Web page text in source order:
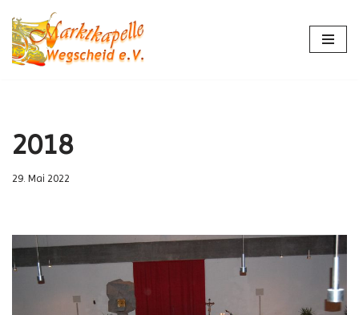
Zum
Inhalt
2018
29. Mai 2022